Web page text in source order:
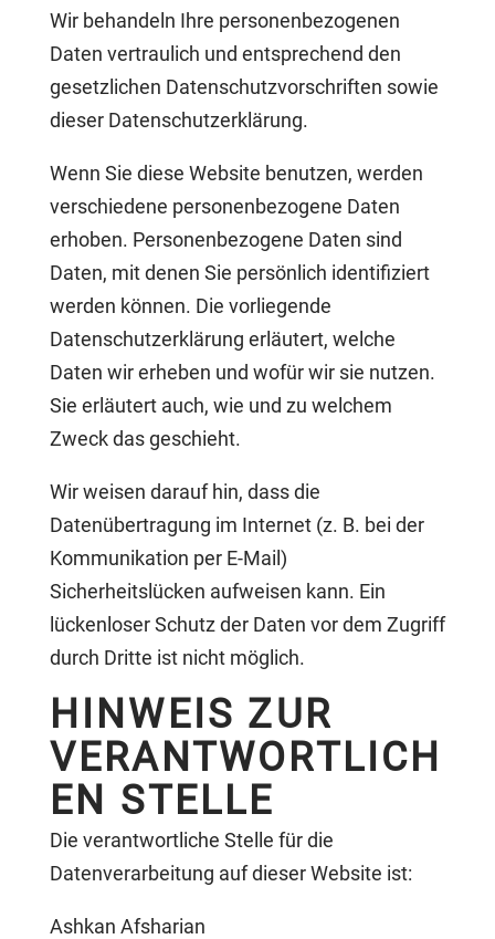
Wir behandeln Ihre personenbezogenen
Daten vertraulich und entsprechend den
gesetzlichen Datenschutzvorschriften sowie
dieser Datenschutzerklärung.
Wenn Sie diese Website benutzen, werden
verschiedene personenbezogene Daten
erhoben. Personenbezogene Daten sind
Daten, mit denen Sie persönlich identifiziert
werden können. Die vorliegende
Datenschutzerklärung erläutert, welche
Daten wir erheben und wofür wir sie nutzen.
Sie erläutert auch, wie und zu welchem
Zweck das geschieht.
Wir weisen darauf hin, dass die
Datenübertragung im Internet (z. B. bei der
Kommunikation per E-Mail)
Sicherheitslücken aufweisen kann. Ein
lückenloser Schutz der Daten vor dem Zugriff
durch Dritte ist nicht möglich.
HINWEIS ZUR
VERANTWORTLICH
EN STELLE
Die verantwortliche Stelle für die
Datenverarbeitung auf dieser Website ist:
Ashkan Afsharian